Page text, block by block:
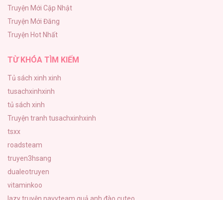
Tùy Tâm Tùy Ý
105
Truyện Mới Cập Nhật
Truyện Mới Đăng
Truyện Hot Nhất
TỪ KHÓA TÌM KIẾM
Tủ sách xinh xinh
tusachxinhxinh
tủ sách xinh
Truyện tranh tusachxinhxinh
tsxx
roadsteam
truyen3hsang
dualeotruyen
vitaminkoo